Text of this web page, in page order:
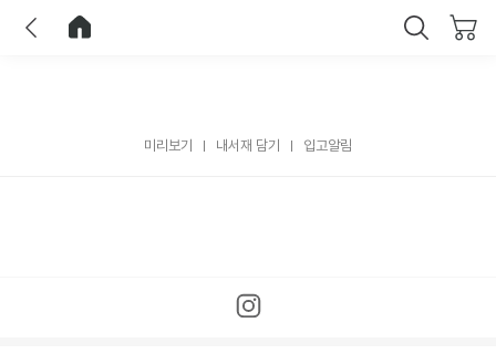
미리보기 내서재 담기 입고알림